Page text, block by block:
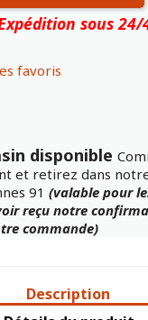
sous 24/
favoris
disponible
et retirez dans
91 (valable pour
reçu notre
commande)
Description